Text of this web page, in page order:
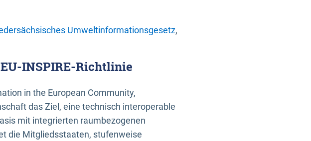
Umweltinformationsgesetz,
INSPIRE-Richtlinie
in the European Community,
das Ziel, eine technisch interoperable
mit integrierten raumbezogenen
die Mitgliedsstaaten, stufenweise